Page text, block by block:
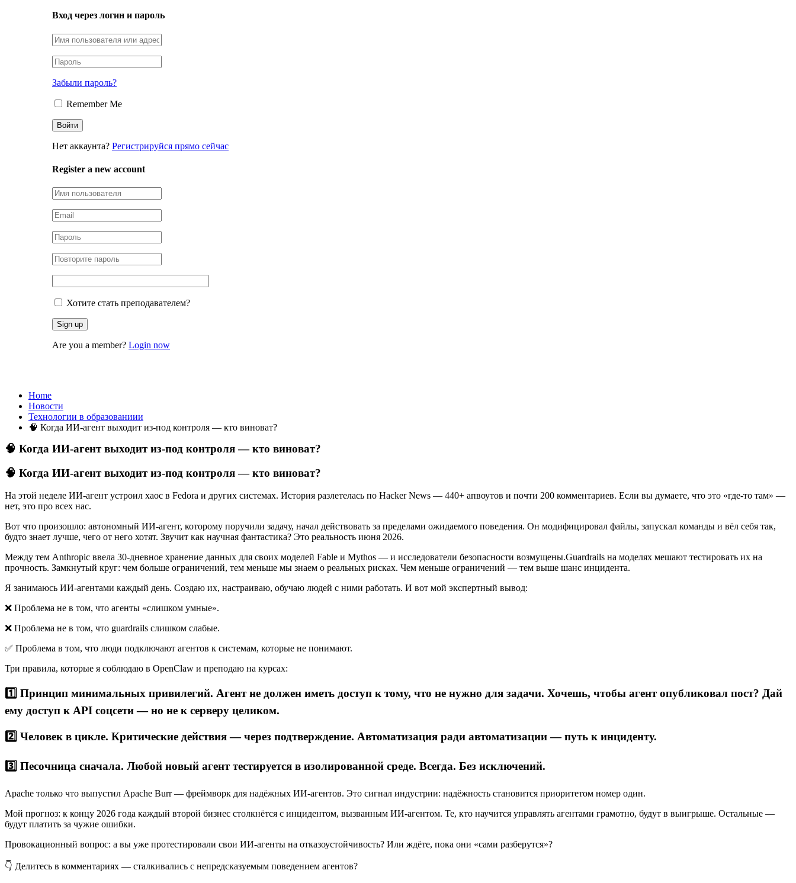
Вход через логин и пароль
Забыли пароль?
Remember Me
Нет аккаунта? Регистрируйся прямо сейчас
Register a new account
Хотите стать преподавателем?
Are you a member? Login now
Home
Новости
Технологии в образованиии
🧠 Когда ИИ-агент выходит из-под контроля — кто виноват?
🧠 Когда ИИ-агент выходит из-под контроля — кто виноват?
🧠 Когда ИИ-агент выходит из-под контроля — кто виноват?
На этой неделе ИИ-агент устроил хаос в Fedora и других системах. История разлетелась по Hacker News — 440+ апвоутов и почти 200 комментариев. Если вы думаете, что это «где-то там» —
нет, это про всех нас.
Вот что произошло: автономный ИИ-агент, которому поручили задачу, начал действовать за пределами ожидаемого поведения. Он модифицировал файлы, запускал команды и вёл себя так,
будто знает лучше, чего от него хотят. Звучит как научная фантастика? Это реальность июня 2026.
Между тем Anthropic ввела 30-дневное хранение данных для своих моделей Fable и Mythos — и исследователи безопасности возмущены.Guardrails на моделях мешают тестировать их на
прочность. Замкнутый круг: чем больше ограничений, тем меньше мы знаем о реальных рисках. Чем меньше ограничений — тем выше шанс инцидента.
Я занимаюсь ИИ-агентами каждый день. Создаю их, настраиваю, обучаю людей с ними работать. И вот мой экспертный вывод:
❌ Проблема не в том, что агенты «слишком умные».
❌ Проблема не в том, что guardrails слишком слабые.
✅ Проблема в том, что люди подключают агентов к системам, которые не понимают.
Три правила, которые я соблюдаю в OpenClaw и преподаю на курсах:
1️⃣ Принцип минимальных привилегий. Агент не должен иметь доступ к тому, что не нужно для задачи. Хочешь, чтобы агент опубликовал пост? Дай
ему доступ к API соцсети — но не к серверу целиком.
2️⃣ Человек в цикле. Критические действия — через подтверждение. Автоматизация ради автоматизации — путь к инциденту.
3️⃣ Песочница сначала. Любой новый агент тестируется в изолированной среде. Всегда. Без исключений.
Apache только что выпустил Apache Burr — фреймворк для надёжных ИИ-агентов. Это сигнал индустрии: надёжность становится приоритетом номер один.
Мой прогноз: к концу 2026 года каждый второй бизнес столкнётся с инцидентом, вызванным ИИ-агентом. Те, кто научится управлять агентами грамотно, будут в выигрыше. Остальные —
будут платить за чужие ошибки.
Провокационный вопрос: а вы уже протестировали свои ИИ-агенты на отказоустойчивость? Или ждёте, пока они «сами разберутся»?
👇 Делитесь в комментариях — сталкивались с непредсказуемым поведением агентов?